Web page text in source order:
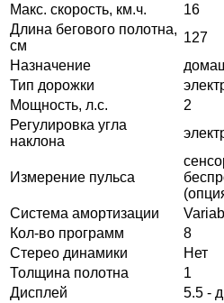
Макс. скорость, км.ч.
16
Длина бегового полотна,
см
127
Назначение
Тип дорожки
Мощность, л.с.
2
Регулировка угла
наклона
Измерение пульса
Система амортизации
Кол-во программ
8
Стерео динамики
Нет
Толщина полотна
1
Дисплей
5.5 -